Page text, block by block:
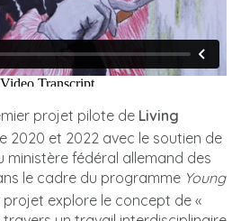
projet pilote de Living
2020 et 2022 avec le soutien de
ministère fédéral allemand des
le cadre du programme Young
projet explore le concept de «